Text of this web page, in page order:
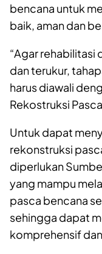
bencana untuk
baik, aman dan
“Agar rehabilitasi
dan terukur,
harus diawali
Rekostruksi
Untuk dapat
rekonstruksi
diperlukan
yang mampu
pasca bencana
sehingga dapat
komprehensif